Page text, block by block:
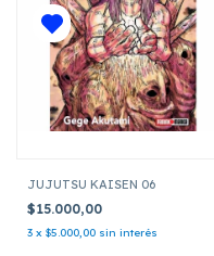
JUJUTSU KAISEN 06
$15.000,00
3 x $5.000,00 sin interés